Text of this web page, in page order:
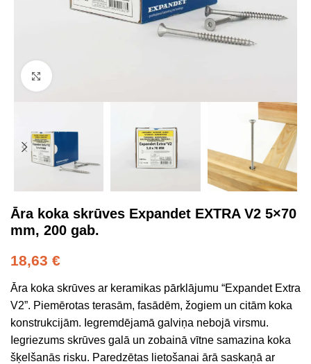
Click to enlarge
Āra koka skrūves Expandet EXTRA V2 5×70
mm, 200 gab.
18,63 €
Āra koka skrūves ar keramikas pārklājumu “Expandet Extra
V2”. Piemērotas terasām, fasādēm, žogiem un citām koka
konstrukcijām. Iegremdējamā galviņa nebojā virsmu.
Iegriezums skrūves galā un zobainā vītne samazina koka
šķelšanās risku. Paredzētas lietošanai ārā saskaņā ar